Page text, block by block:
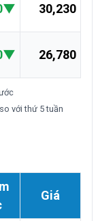
▼ 30,230
▼ 26,780
với thứ 5 tuần
Giá